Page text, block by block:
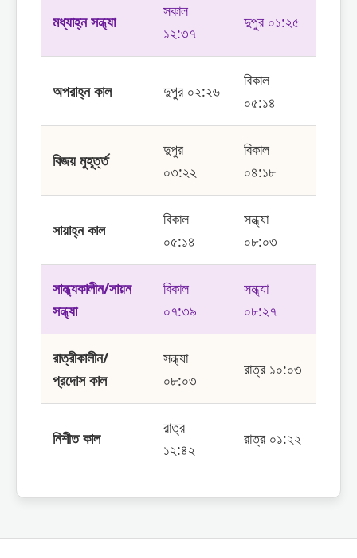
মধ্যাহ্ন সন্ধ্যা
সকাল
১২:৩৭
দুপুর ০১:২৫
অপরাহ্ন কাল দুপুর ০২:২৬
বিকাল
০৫:১৪
বিজয় মুহূর্ত্ত
দুপুর
০৩:২২
বিকাল
০৪:১৮
সায়াহ্ন কাল
বিকাল
০৫:১৪
সন্ধ্যা
০৮:০৩
সান্ধ্যকালীন/সায়ন
সন্ধ্যা
বিকাল
০৭:৩৯
সন্ধ্যা
০৮:২৭
রাত্রীকালীন/
প্রদোস কাল
সন্ধ্যা
০৮:০৩
রাত্র ১০:০৩
নিশীত কাল
রাত্র
১২:৪২
রাত্র ০১:২২